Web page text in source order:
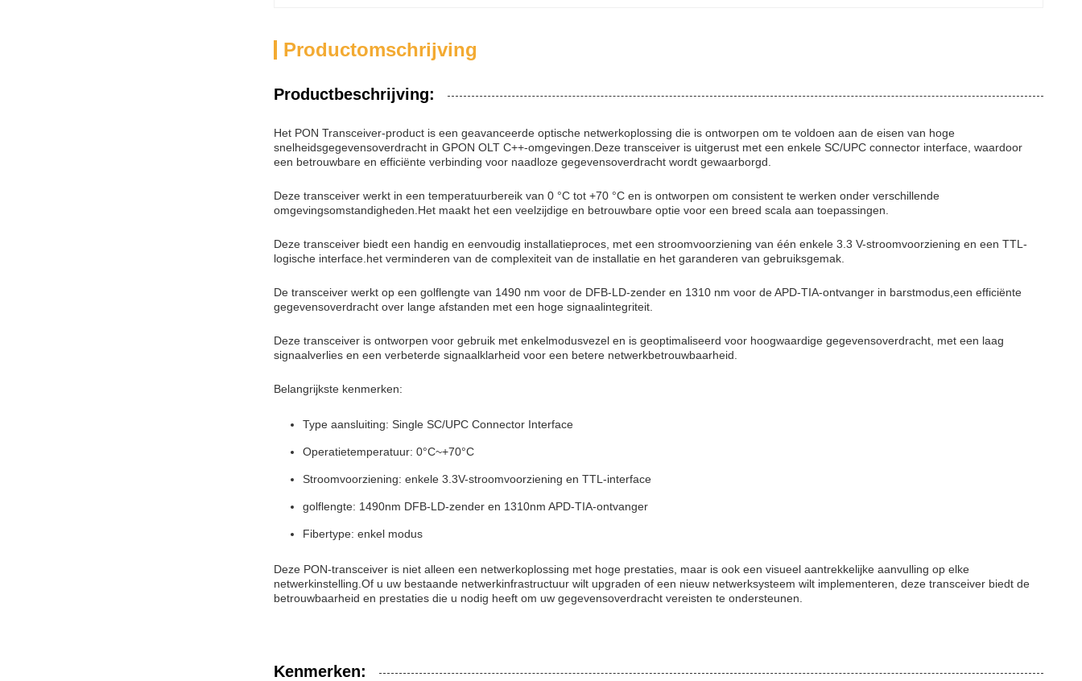
Productomschrijving
Productbeschrijving:
Het PON Transceiver-product is een geavanceerde optische netwerkoplossing die is ontworpen om te voldoen aan de eisen van hoge
snelheidsgegevensoverdracht in GPON OLT C++-omgevingen.Deze transceiver is uitgerust met een enkele SC/UPC connector interface, waardoor
een betrouwbare en efficiënte verbinding voor naadloze gegevensoverdracht wordt gewaarborgd.
Deze transceiver werkt in een temperatuurbereik van 0 °C tot +70 °C en is ontworpen om consistent te werken onder verschillende
omgevingsomstandigheden.Het maakt het een veelzijdige en betrouwbare optie voor een breed scala aan toepassingen.
Deze transceiver biedt een handig en eenvoudig installatieproces, met een stroomvoorziening van één enkele 3.3 V-stroomvoorziening en een TTL-
logische interface.het verminderen van de complexiteit van de installatie en het garanderen van gebruiksgemak.
De transceiver werkt op een golflengte van 1490 nm voor de DFB-LD-zender en 1310 nm voor de APD-TIA-ontvanger in barstmodus,een efficiënte
gegevensoverdracht over lange afstanden met een hoge signaalintegriteit.
Deze transceiver is ontworpen voor gebruik met enkelmodusvezel en is geoptimaliseerd voor hoogwaardige gegevensoverdracht, met een laag
signaalverlies en een verbeterde signaalklarheid voor een betere netwerkbetrouwbaarheid.
Belangrijkste kenmerken:
Type aansluiting: Single SC/UPC Connector Interface
Operatietemperatuur: 0°C~+70°C
Stroomvoorziening: enkele 3.3V-stroomvoorziening en TTL-interface
golflengte: 1490nm DFB-LD-zender en 1310nm APD-TIA-ontvanger
Fibertype: enkel modus
Deze PON-transceiver is niet alleen een netwerkoplossing met hoge prestaties, maar is ook een visueel aantrekkelijke aanvulling op elke
netwerkinstelling.Of u uw bestaande netwerkinfrastructuur wilt upgraden of een nieuw netwerksysteem wilt implementeren, deze transceiver biedt de
betrouwbaarheid en prestaties die u nodig heeft om uw gegevensoverdracht vereisten te ondersteunen.
Kenmerken: